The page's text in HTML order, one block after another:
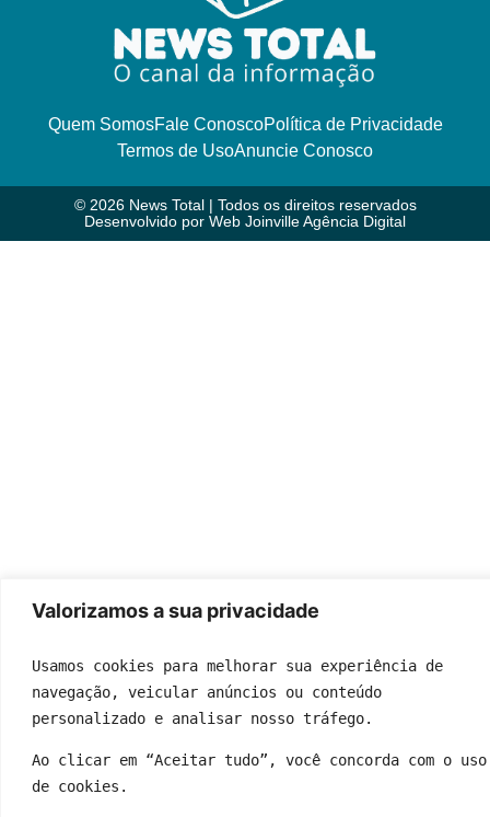
Valorizamos a sua privacidade
Usamos cookies para melhorar sua experiência de
navegação, veicular anúncios ou conteúdo
personalizado e analisar nosso tráfego.
Ao clicar em “Aceitar tudo”, você concorda com o uso
de cookies.
Quem SomosFale ConoscoPolítica de Privacidade
Termos de UsoAnuncie Conosco
© 2026 News Total | Todos os direitos reservados
Desenvolvido por Web Joinville Agência Digital